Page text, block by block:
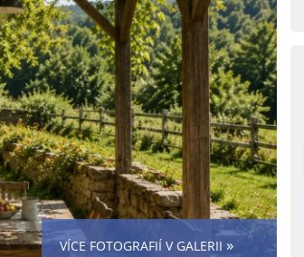
VÍCE FOTOGRAFIÍ V GALERII »